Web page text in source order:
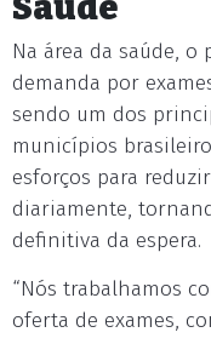
Na área da saúde,
demanda por
sendo um dos
municípios
esforços para
diariamente,
definitiva da espera.
“Nós trabalhamos
oferta de exames,